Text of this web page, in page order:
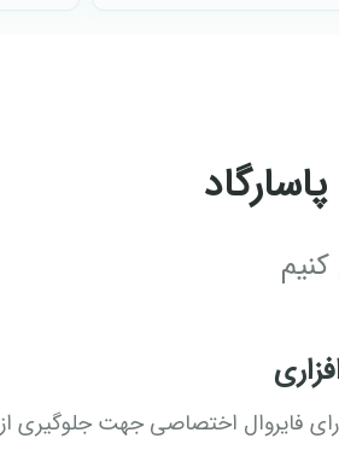
فایروال اختصاصی جهت جلوگیری از